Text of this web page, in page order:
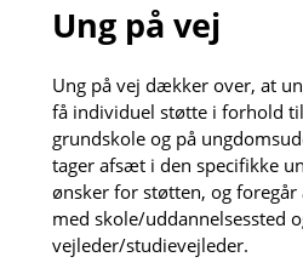
Ung på vej
Ung på vej dækker over, at
få individuel støtte i forhold
grundskole og på
tager afsæt i den specifikke
ønsker for støtten, og
med skole/uddannelsessted
vejleder/studievejleder.